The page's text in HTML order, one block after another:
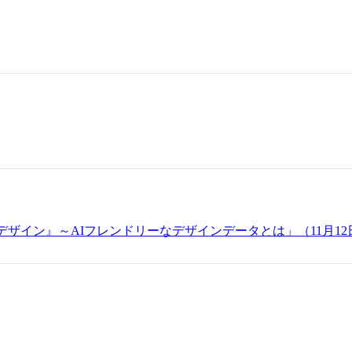
イン』～AIフレンドリーなデザインデータとは」（11月12